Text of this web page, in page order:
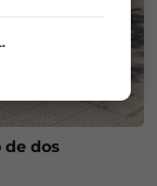
de dos